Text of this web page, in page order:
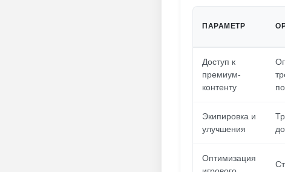
ПАРАМЕТР
Доступ к
премиум-
контенту
Экипировка и
улучшения
Оптимизация